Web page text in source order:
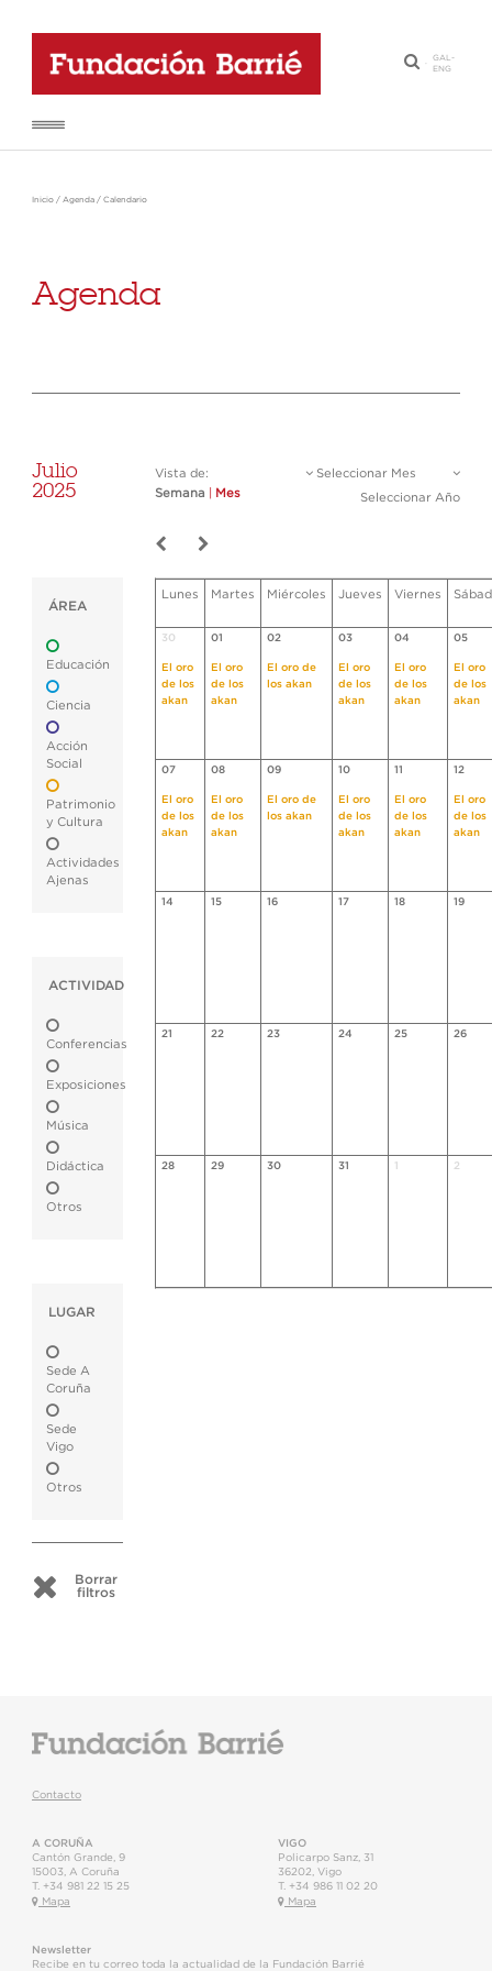
·
GAL-
ENG
Inicio / Agenda / Calendario
Agenda
Julio
2025
Vista de:
Semana
Mes
Seleccionar Mes
Seleccionar Año
ÁREA
Educación
Ciencia
Acción
Social
Patrimonio
y Cultura
Actividades
Ajenas
ACTIVIDAD
Conferencias
Exposiciones
Música
Didáctica
Otros
LUGAR
Sede A
Coruña
Sede
Vigo
Otros
Borrar
filtros
Lunes Martes Miércoles Jueves Viernes
30
El oro
de los
akan
01
El oro
de los
akan
02
El oro de
los akan
03
El oro
de los
akan
04
El oro
de los
akan
05
El oro
de los
akan
07
El oro
de los
akan
08
El oro
de los
akan
09
El oro de
los akan
10
El oro
de los
akan
11
El oro
de los
akan
12
El oro
de los
akan
14 15 16 17 18 19
21 22 23 24 25 26
28 29 30 31 2
Contacto
A CORUÑA
Cantón Grande, 9
15003
A Coruña
T. +34 981 22 15 25
Mapa
VIGO
Policarpo Sanz, 31
36202 Vigo
T. +34 986 11 02 20
Mapa
Newsletter
Recibe en tu correo toda la actualidad de la Fundación Barrié